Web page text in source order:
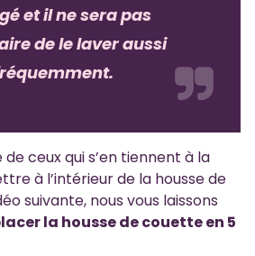
et il ne sera pas
de le laver aussi
ceux qui s’en tiennent à la
à l’intérieur de la housse de
suivante, nous vous laissons
la housse de couette en 5